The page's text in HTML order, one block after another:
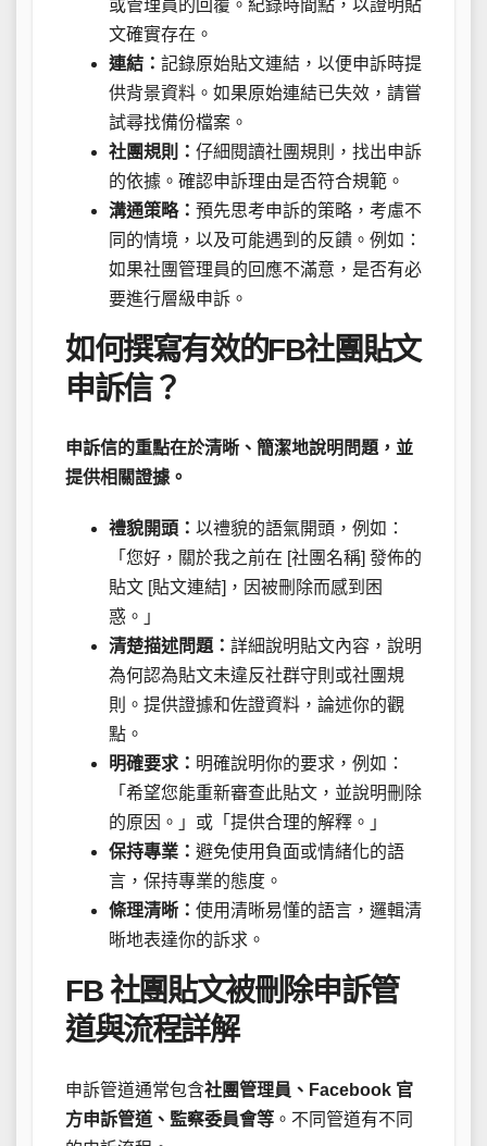
或管理員的回覆。紀錄時間點，以證明貼
文確實存在。
連結： 記錄原始貼文連結，以便申訴時提
供背景資料。如果原始連結已失效，請嘗
試尋找備份檔案。
社團規則： 仔細閱讀社團規則，找出申訴
的依據。確認申訴理由是否符合規範。
溝通策略： 預先思考申訴的策略，考慮不
同的情境，以及可能遇到的反饋。例如：
如果社團管理員的回應不滿意，是否有必
要進行層級申訴。
如何撰寫有效的FB社團貼文
申訴信？
申訴信的重點在於清晰、簡潔地說明問題，並
提供相關證據。
禮貌開頭： 以禮貌的語氣開頭，例如：
「您好，關於我之前在 [社團名稱] 發佈的
貼文 [貼文連結]，因被刪除而感到困
惑。」
清楚描述問題： 詳細說明貼文內容，說明
為何認為貼文未違反社群守則或社團規
則。提供證據和佐證資料，論述你的觀
點。
明確要求： 明確說明你的要求，例如：
「希望您能重新審查此貼文，並說明刪除
的原因。」或「提供合理的解釋。」
保持專業： 避免使用負面或情緒化的語
言，保持專業的態度。
條理清晰： 使用清晰易懂的語言，邏輯清
晰地表達你的訴求。
FB 社團貼文被刪除申訴管
道與流程詳解
申訴管道通常包含社團管理員、Facebook 官
方申訴管道、監察委員會等 。不同管道有不同